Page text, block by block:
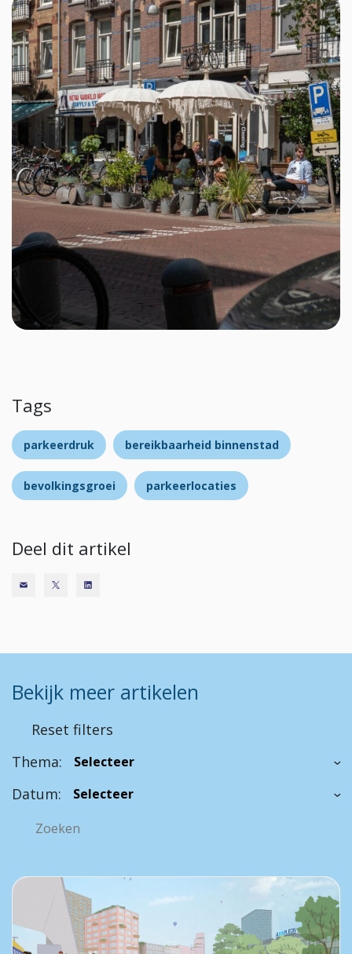
Tags
parkeerdruk bereikbaarheid binnenstad
bevolkingsgroei parkeerlocaties
Deel dit artikel
Bekijk meer artikelen
Reset filters
Thema:
Datum: